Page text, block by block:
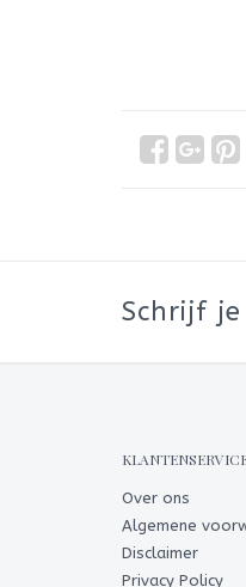
Schrijf
Over ons
Algemene
Disclaimer
Privacy Policy